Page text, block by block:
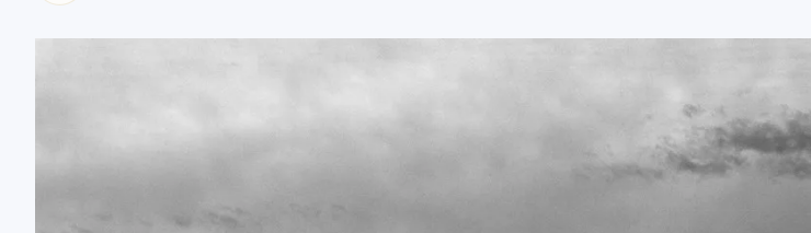
zaobserwuj nas